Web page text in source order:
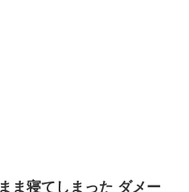
ま寝てしまった ダメー